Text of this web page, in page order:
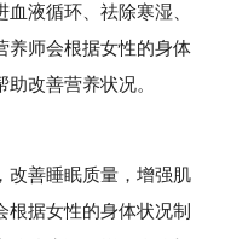
液循环、祛除寒湿、
养师会根据女性的身体
改善营养状况。
善睡眠质量，增强肌
据女性的身体状况制